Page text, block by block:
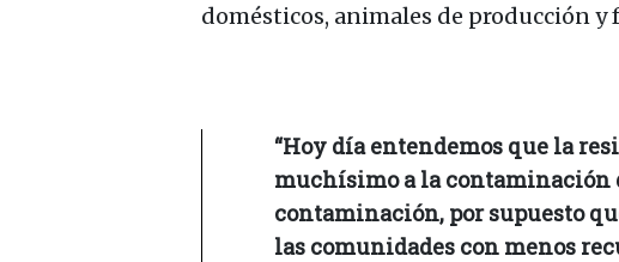
domésticos, animales de producción y
“Hoy día entendemos que la
muchísimo a la contaminación
contaminación, por supuesto
las comunidades con menos